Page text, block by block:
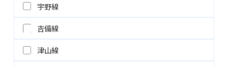
宇野線
吉備線
津山線